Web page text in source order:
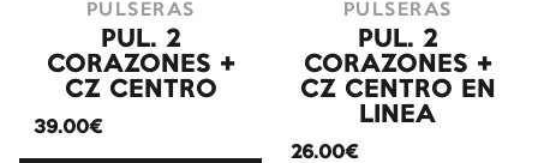
PULSERAS
PUL. 2
CORAZONES +
CZ CENTRO
39.00€
PULSERAS
PUL. 2
CORAZONES +
CZ CENTRO EN
LINEA
26.00€